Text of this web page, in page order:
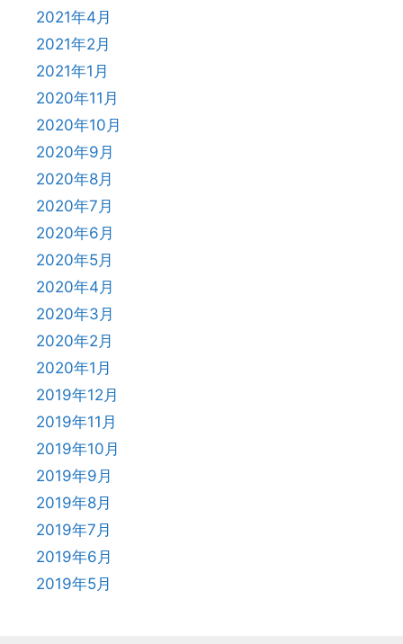
2021年4月
2021年2月
2021年1月
2020年11月
2020年10月
2020年9月
2020年8月
2020年7月
2020年6月
2020年5月
2020年4月
2020年3月
2020年2月
2020年1月
2019年12月
2019年11月
2019年10月
2019年9月
2019年8月
2019年7月
2019年6月
2019年5月